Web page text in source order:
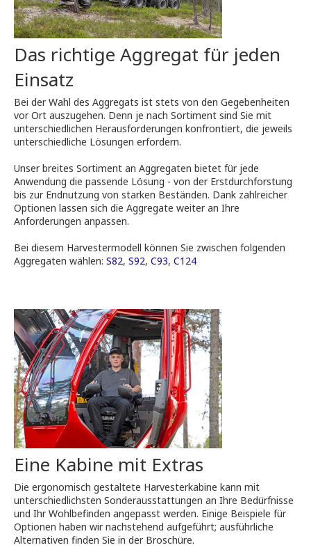
Das richtige Aggregat für jeden
Einsatz
Bei der Wahl des Aggregats ist stets von den Gegebenheiten
vor Ort auszugehen. Denn je nach Sortiment sind Sie mit
unterschiedlichen Herausforderungen konfrontiert, die jeweils
unterschiedliche Lösungen erfordern.
Unser breites Sortiment an Aggregaten bietet für jede
Anwendung die passende Lösung - von der Erstdurchforstung
bis zur Endnutzung von starken Beständen. Dank zahlreicher
Optionen lassen sich die Aggregate weiter an Ihre
Anforderungen anpassen.
Bei diesem Harvestermodell können Sie zwischen folgenden
Aggregaten wählen: S82, S92, C93, C124
Eine Kabine mit Extras
Die ergonomisch gestaltete Harvesterkabine kann mit
unterschiedlichsten Sonderausstattungen an Ihre Bedürfnisse
und Ihr Wohlbefinden angepasst werden. Einige Beispiele für
Optionen haben wir nachstehend aufgeführt; ausführliche
Alternativen finden Sie in der Broschüre.